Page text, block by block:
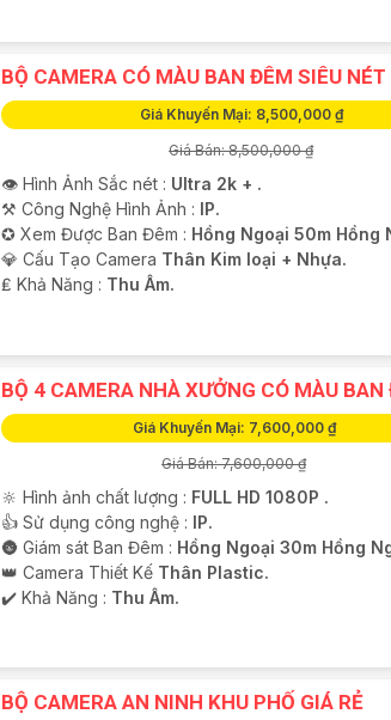
BỘ CAMERA CÓ MÀU BAN ĐÊM SIÊU NÉT
Giá Khuyến Mại: 8,500,000 ₫
Giá Bán: 8,500,000 ₫
👁 Hình Ảnh Sắc nét : Ultra 2k + .
⚒ Công Nghệ Hình Ảnh : IP.
✪ Xem Được Ban Đêm : Hồng Ngoại 50m Hồng
💎 Cấu Tạo Camera Thân Kim loại + Nhựa.
️₤ Khả Năng : Thu Âm.
BỘ 4 CAMERA NHÀ XƯỞNG CÓ MÀU BAN
Giá Khuyến Mại: 7,600,000 ₫
Giá Bán: 7,600,000 ₫
🔆 Hình ảnh chất lượng : FULL HD 1080P .
👍 Sử dụng công nghệ : IP.
🌚 Giám sát Ban Đêm : Hồng Ngoại 30m Hồng
👑 Camera Thiết Kế Thân Plastic.
️✔️ Khả Năng : Thu Âm.
BỘ CAMERA AN NINH KHU PHỐ GIÁ RẺ